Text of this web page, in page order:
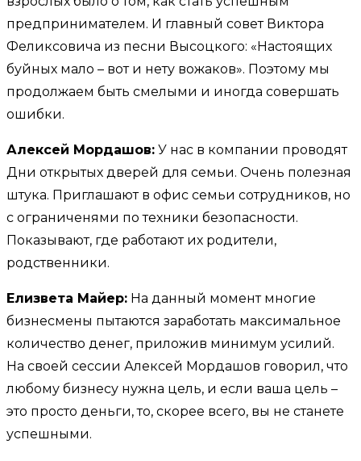
предпринимателем. И главный совет Виктора
Феликсовича из песни Высоцкого: «Настоящих
буйных мало – вот и нету вожаков». Поэтому мы
продолжаем быть смелыми и иногда совершать
ошибки.
Алексей Мордашов: У нас в компании проводят
Дни открытых дверей для семьи. Очень полезная
штука. Приглашают в офис семьи сотрудников, но
с ограниченями по техники безопасности.
Показывают, где работают их родители,
родственники.
Елизвета Майер: На данный момент многие
бизнесмены пытаются заработать максимальное
количество денег, приложив минимум усилий.
На своей сессии Алексей Мордашов говорил, что
любому бизнесу нужна цель, и если ваша цель –
это просто деньги, то, скорее всего, вы не станете
успешными.